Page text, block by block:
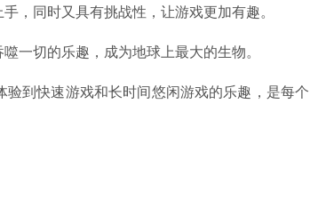
，同时又具有挑战性，让游戏更加有趣。
一切的乐趣，成为地球上最大的生物。
到快速游戏和长时间悠闲游戏的乐趣，是每个